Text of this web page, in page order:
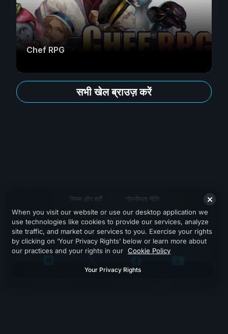
Chef RPG
सभी खेल ब्राउज़ करें
नियम और शर्तें गोपनीयता नीति
सहायता
When you visit our website or use our desktop application we
use technologies like cookies to provide our services, analyze
site traffic, and market our services to you. Exercise your rights
by clicking on ‘Your Privacy Rights’ below or learn more about
our practices and your rights in our Cookie Policy
Your Privacy Rights